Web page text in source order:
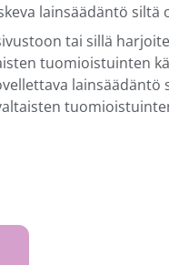
lainsäädäntö siltä
tai sillä
tuomioistuinten
lainsäädäntö